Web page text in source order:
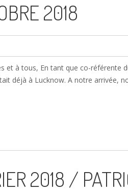
2018
à tous, En tant que co-référente
déjà à Lucknow. A notre arrivée,
2018 /